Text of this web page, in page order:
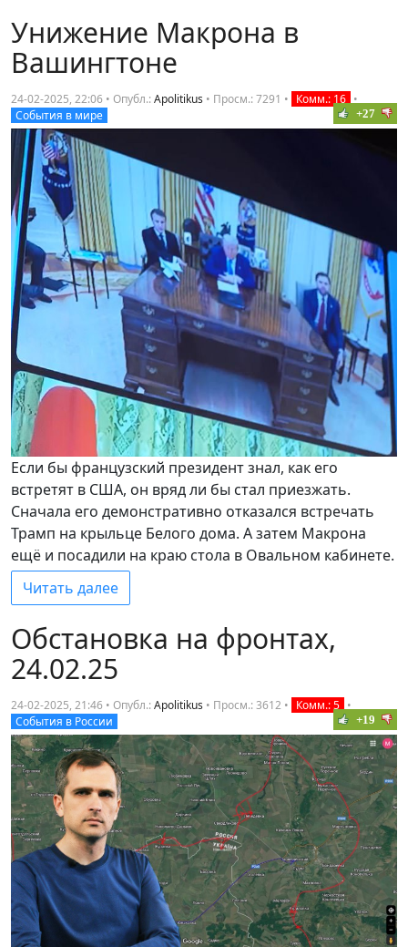
Унижение Макрона в
Вашингтоне
24-02-2025, 22:06 • Опубл.:Apolitikus • Просм.: 7291 • Комм.: 16 •
События в мире
+27
Если бы французский президент знал, как его
встретят в США, он вряд ли бы стал приезжать.
Сначала его демонстративно отказался встречать
Трамп на крыльце Белого дома. А затем Макрона
ещё и посадили на краю стола в Овальном кабинете.
Читать далее
Обстановка на фронтах,
24.02.25
24-02-2025, 21:46 • Опубл.:Apolitikus • Просм.: 3612 • Комм.: 5 •
События в России
+19